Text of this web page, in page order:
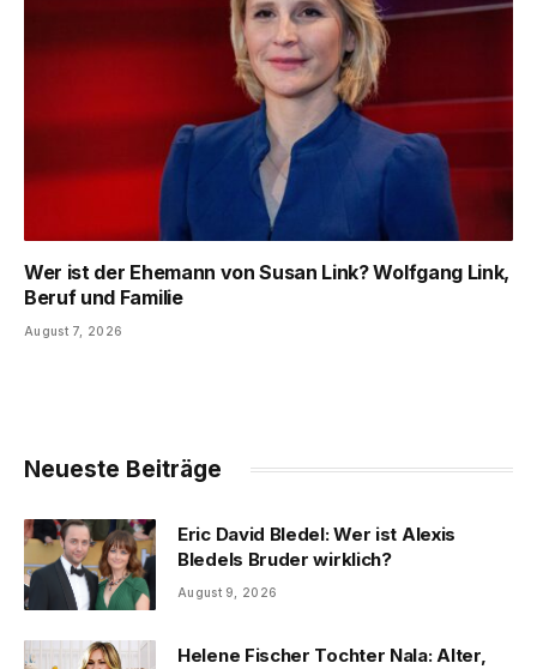
Wer ist der Ehemann von Susan Link? Wolfgang Link,
Beruf und Familie
August 7, 2026
Neueste Beiträge
Eric David Bledel: Wer ist Alexis
Bledels Bruder wirklich?
August 9, 2026
Helene Fischer Tochter Nala: Alter,